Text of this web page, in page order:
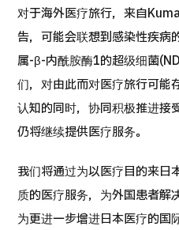
公司指南与政策
JTB治理
日语 英语 汉语 越
联
对于海外医疗旅行，来自
告，可能会联想到感染性疾病
属-β-内酰胺酶1的超级细菌
们，对由此而对医疗旅行可能
认知的同时，协同积极推进接
仍将继续提供医疗服务。
我们将通过为以医疗目的来日
质的医疗服务，为外国患者解
为更进一步增进日本医疗的国